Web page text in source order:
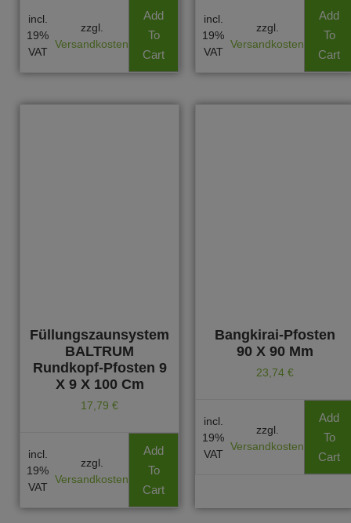
incl.
19%
VAT
zzgl.
Versandkosten
Add
To
Cart
incl.
19%
VAT
zzgl.
Versandkosten
Add
To
Cart
Füllungszaunsystem
BALTRUM
Rundkopf-Pfosten 9
X 9 X 100 Cm
17,79 €
incl.
19%
VAT
zzgl.
Versandkosten
Add
To
Cart
Bangkirai-Pfosten
90 X 90 Mm
23,74 €
incl.
19%
VAT
zzgl.
Versandkosten
Add
To
Cart